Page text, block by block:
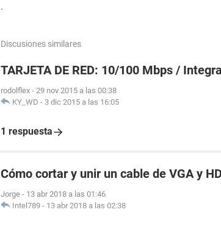
.
Discusiones similares
TARJETA DE RED: 10/100 Mbps /
rodolflex - 29 nov 2015 a las 00:38
KY_WD - 3 dic 2015 a las 16:05
1 respuesta
Cómo cortar y unir un cable de VGA y
Jorge - 13 abr 2018 a las 01:46
Intel789 - 13 abr 2018 a las 02:38